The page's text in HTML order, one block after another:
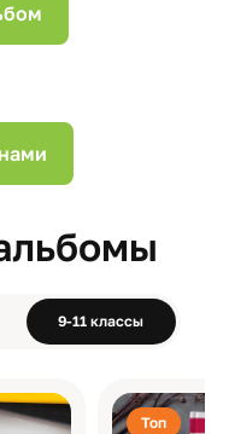
9-11 классы
Топ